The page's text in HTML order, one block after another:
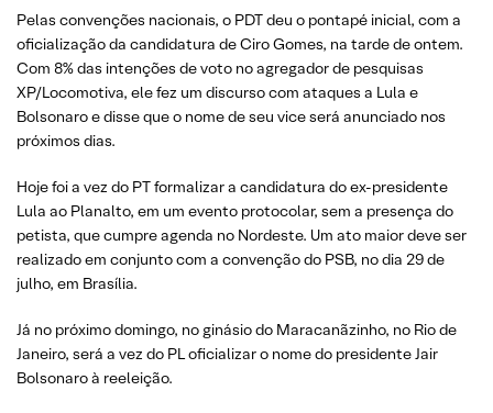
Pelas convenções nacionais, o PDT deu o pontapé inicial, com a
oficialização da candidatura de Ciro Gomes, na tarde de ontem.
Com 8% das intenções de voto no agregador de pesquisas
XP/Locomotiva, ele fez um discurso com ataques a Lula e
Bolsonaro e disse que o nome de seu vice será anunciado nos
próximos dias.
Hoje foi a vez do PT formalizar a candidatura do ex-presidente
Lula ao Planalto, em um evento protocolar, sem a presença do
petista, que cumpre agenda no Nordeste. Um ato maior deve ser
realizado em conjunto com a convenção do PSB, no dia 29 de
julho, em Brasília.
Já no próximo domingo, no ginásio do Maracanãzinho, no Rio de
Janeiro, será a vez do PL oficializar o nome do presidente Jair
Bolsonaro à reeleição.